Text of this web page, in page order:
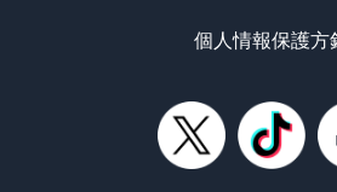
個人情報保護方